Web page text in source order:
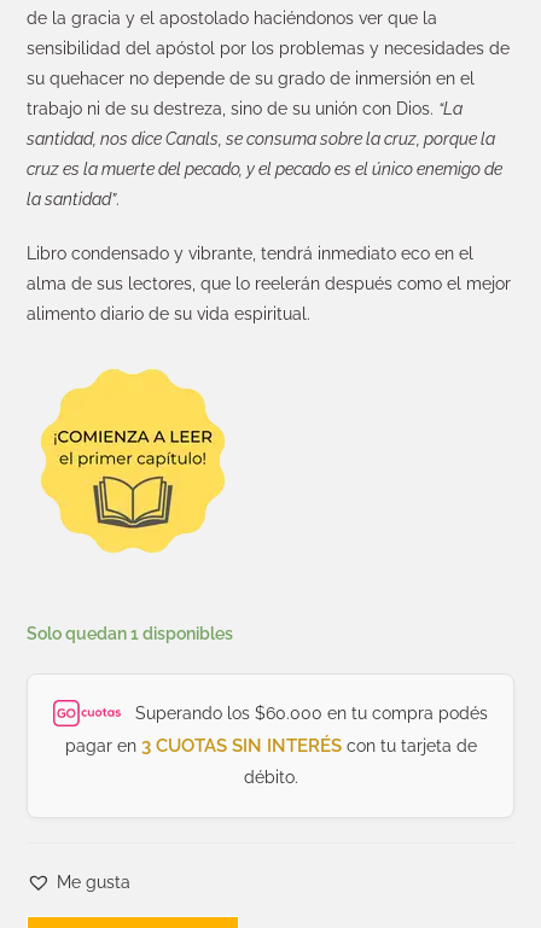
de la gracia y el apostolado haciéndonos ver que la
sensibilidad del apóstol por los problemas y necesidades de
su quehacer no depende de su grado de inmersión en el
trabajo ni de su destreza, sino de su unión con Dios. “La
santidad, nos dice Canals, se consuma sobre la cruz, porque la
cruz es la muerte del pecado, y el pecado es el único enemigo de
la santidad”.
Libro condensado y vibrante, tendrá inmediato eco en el
alma de sus lectores, que lo reelerán después como el mejor
alimento diario de su vida espiritual.
Solo quedan 1 disponibles
Superando los $60.000 en tu compra podés
pagar en 3 CUOTAS SIN INTERÉScon tu tarjeta de
débito.
Me gusta